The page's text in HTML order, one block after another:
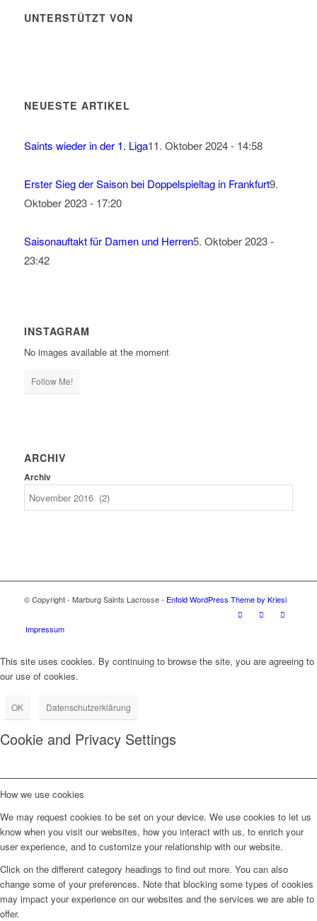
UNTERSTÜTZT VON
NEUESTE ARTIKEL
Saints wieder in der 1. Liga11. Oktober 2024 - 14:58
Erster Sieg der Saison bei Doppelspieltag in Frankfurt9.
Oktober 2023 - 17:20
Saisonauftakt für Damen und Herren5. Oktober 2023 -
23:42
INSTAGRAM
No images available at the moment
Follow Me!
ARCHIV
Archiv
© Copyright - Marburg Saints Lacrosse - Enfold WordPress Theme by Kriesi
Impressum
This site uses cookies. By continuing to browse the site, you are agreeing to
our use of cookies.
OK Datenschutzerklärung
Cookie and Privacy Settings
How we use cookies
We may request cookies to be set on your device. We use cookies to let us
know when you visit our websites, how you interact with us, to enrich your
user experience, and to customize your relationship with our website.
Click on the different category headings to find out more. You can also
change some of your preferences. Note that blocking some types of cookies
may impact your experience on our websites and the services we are able to
offer.